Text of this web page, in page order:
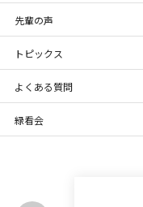
先輩の声
トピックス
よくある質問
緑看会